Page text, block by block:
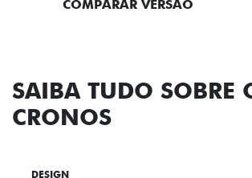
COMPARAR VERSÃO
SAIBA TUDO SOBRE
CRONOS
DESIGN